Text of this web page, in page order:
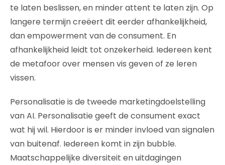
te laten beslissen, en minder attent te laten zijn. Op
langere termijn creëert dit eerder afhankelijkheid,
dan empowerment van de consument. En
afhankelijkheid leidt tot onzekerheid. Iedereen kent
de metafoor over mensen vis geven of ze leren
vissen.
Personalisatie is de tweede marketingdoelstelling
van AI. Personalisatie geeft de consument exact
wat hij wil. Hierdoor is er minder invloed van signalen
van buitenaf. Iedereen komt in zijn bubble.
Maatschappelijke diversiteit en uitdagingen